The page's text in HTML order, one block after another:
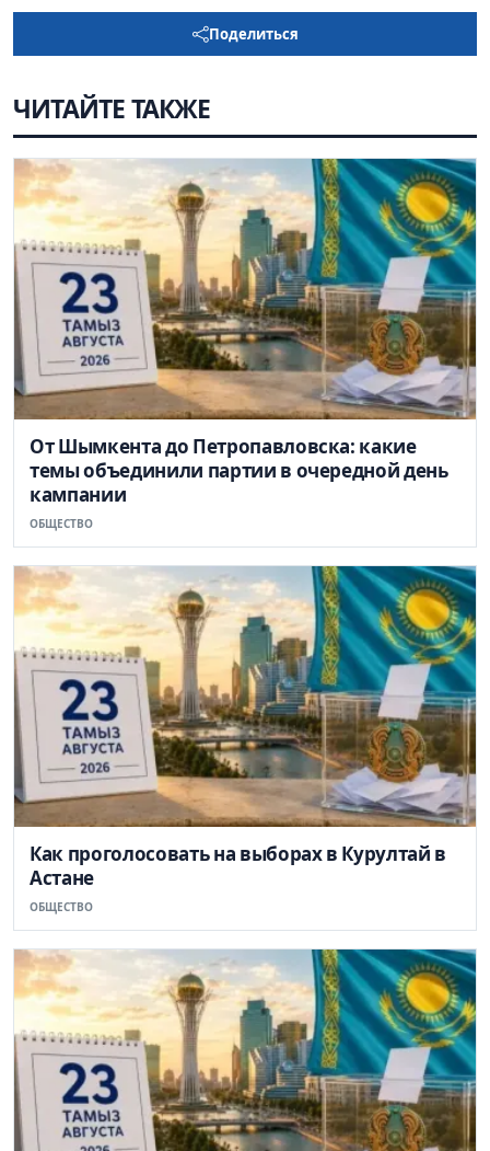
Поделиться
ЧИТАЙТЕ ТАКЖЕ
От Шымкента до Петропавловска: какие
темы объединили партии в очередной день
кампании
ОБЩЕСТВО
Как проголосовать на выборах в Курултай в
Астане
ОБЩЕСТВО